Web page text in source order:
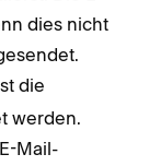
dies nicht
die
werden.
Mail-